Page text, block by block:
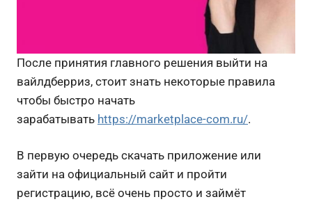
После принятия главного решения выйти на
вайлдберриз, стоит знать некоторые правила
чтобы быстро начать
зарабатывать https://marketplace-com.ru/.
В первую очередь скачать приложение или
зайти на официальный сайт и пройти
регистрацию, всё очень просто и займёт